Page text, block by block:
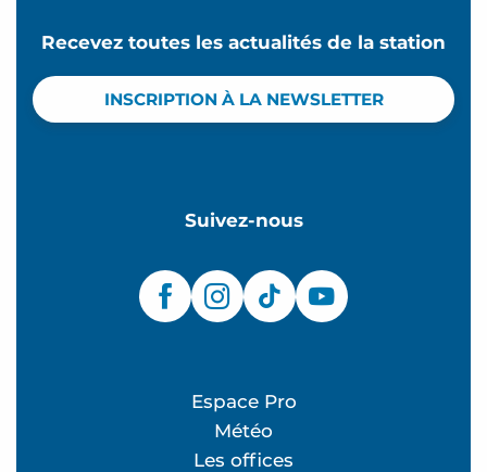
Recevez toutes les actualités de la station
INSCRIPTION À LA NEWSLETTER
Suivez-nous
Espace Pro
Météo
Les offices